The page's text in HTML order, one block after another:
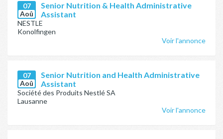
07
Aoû
Senior Nutrition & Health Administrative
Assistant
NESTLE
Konolfingen
Voir l'annonce
07
Aoû
Senior Nutrition and Health Administrative
Assistant
Société des Produits Nestlé SA
Lausanne
Voir l'annonce